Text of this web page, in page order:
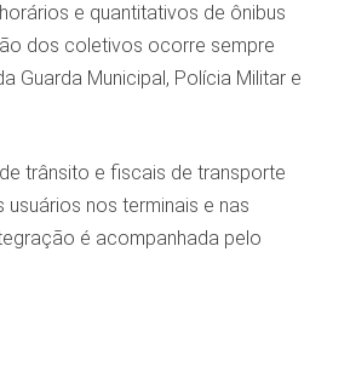
e quantitativos de ônibus
dos coletivos ocorre sempre
Guarda Municipal, Polícia Militar e
trânsito e fiscais de transporte
nos terminais e nas
é acompanhada pelo